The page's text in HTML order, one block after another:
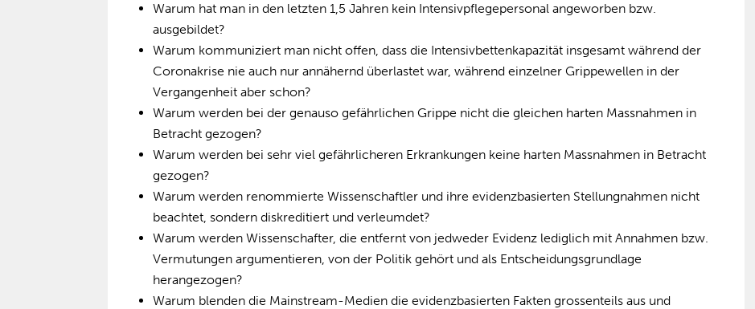
Warum hat man in den letzten 1,5 Jahren kein Intensivpflegepersonal angeworben bzw.
ausgebildet?
Warum kommuniziert man nicht offen, dass die Intensivbettenkapazität insgesamt während der
Coronakrise nie auch nur annähernd überlastet war, während einzelner Grippewellen in der
Vergangenheit aber schon?
Warum werden bei der genauso gefährlichen Grippe nicht die gleichen harten Massnahmen in
Betracht gezogen?
Warum werden bei sehr viel gefährlicheren Erkrankungen keine harten Massnahmen in Betracht
gezogen?
Warum werden renommierte Wissenschaftler und ihre evidenzbasierten Stellungnahmen nicht
beachtet, sondern diskreditiert und verleumdet?
Warum werden Wissenschafter, die entfernt von jedweder Evidenz lediglich mit Annahmen bzw.
Vermutungen argumentieren, von der Politik gehört und als Entscheidungsgrundlage
herangezogen?
Warum blenden die Mainstream-Medien die evidenzbasierten Fakten grossenteils aus und